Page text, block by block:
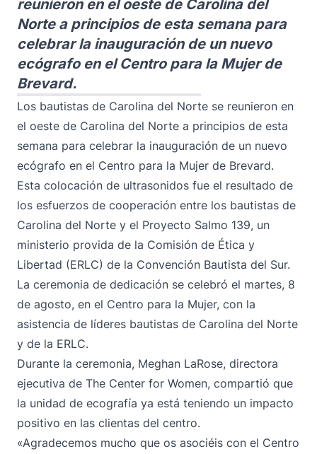
reunieron en el oeste de Carolina del
Norte a principios de esta semana para
celebrar la inauguración de un nuevo
ecógrafo en el Centro para la Mujer de
Brevard.
Los bautistas de Carolina del Norte se reunieron en
el oeste de Carolina del Norte a principios de esta
semana para celebrar la inauguración de un nuevo
ecógrafo en el Centro para la Mujer de Brevard.
Esta colocación de ultrasonidos fue el resultado de
los esfuerzos de cooperación entre los bautistas de
Carolina del Norte y el Proyecto Salmo 139, un
ministerio provida de la Comisión de Ética y
Libertad (ERLC) de la Convención Bautista del Sur.
La ceremonia de dedicación se celebró el martes, 8
de agosto, en el Centro para la Mujer, con la
asistencia de líderes bautistas de Carolina del Norte
y de la ERLC.
Durante la ceremonia, Meghan LaRose, directora
ejecutiva de The Center for Women, compartió que
la unidad de ecografía ya está teniendo un impacto
positivo en las clientas del centro.
«Agradecemos mucho que os asociéis con el Centro